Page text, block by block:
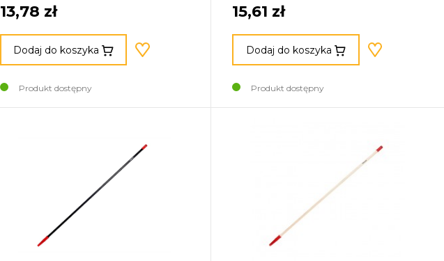
13,78 zł
Dodaj do koszyka
Produkt dostępny
15,61 zł
Dodaj do koszyka
Produkt dostępny